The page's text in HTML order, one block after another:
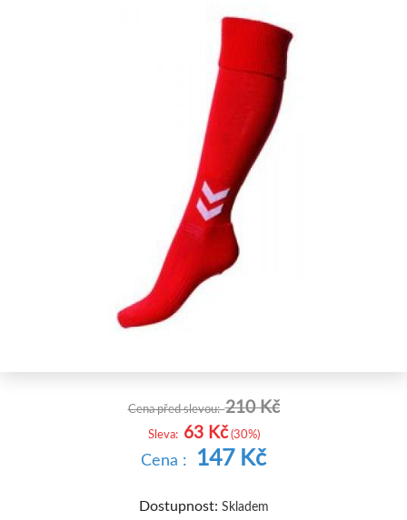
Cena před slevou:210 Kč
Sleva: 63 Kč (30%)
Cena : 147 Kč
Dostupnost: Skladem